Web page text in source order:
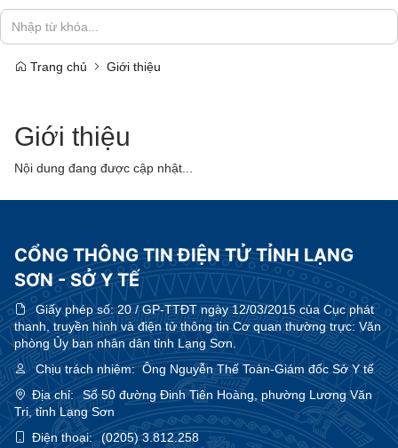
Trang chủ Giới thiệu
Giới thiệu
Nội dung đang được cập nhật...
CỔNG THÔNG TIN ĐIỆN TỬ TỈNH LẠNG
SƠN - SỞ Y TẾ
Giấy phép số:20 / GP-TTĐT ngày 12/03/2015 của Cục phát
thanh, truyền hình và điện tử thông tin Cơ quan thường trực: Văn
phòng Ủy ban nhân dân tỉnh Lạng Sơn.
Chịu trách nhiệm:Ông Nguyễn Thế Toàn-Giám đốc Sở Y tế
Địa chỉ:
Số 50 đường Đinh Tiên Hoàng, phường Lương Văn
Tri, tỉnh Lạng Sơn
Điện thoại:
(0205) 3.812.258